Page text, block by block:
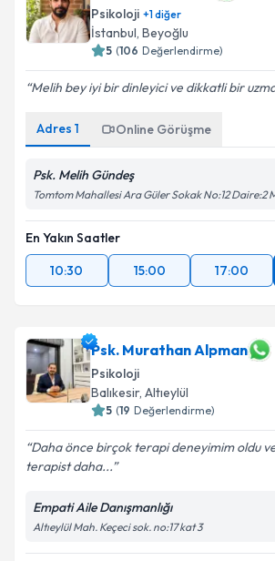
Psikoloji +1diğer
İstanbul, Beyoğlu
5 (106 Değerlendirme)
Melih bey iyi bir dinleyici ve dikkatli bir
Adres 1 Online Görüşme
Psk. Melih Gündeş
Tomtom Mahallesi Ara Güler Sokak No:12 Daire:2
En Yakın Saatler
10:30
15:00 17:00
Psk. Murathan Alpman
Psikoloji
Balıkesir, Altıeylül
5 (19 Değerlendirme)
Daha önce birçok terapi deneyimim oldu
terapist daha...
Empati Aile Danışmanlığı
Altıeylül Mah. Keçeci sok. no:17 kat 3